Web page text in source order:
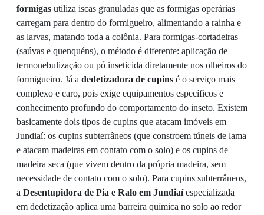
formigas utiliza iscas granuladas que as formigas operárias
carregam para dentro do formigueiro, alimentando a rainha e
as larvas, matando toda a colônia. Para formigas-cortadeiras
(saúvas e quenquéns), o método é diferente: aplicação de
termonebulização ou pó inseticida diretamente nos olheiros do
formigueiro. Já a dedetizadora de cupins é o serviço mais
complexo e caro, pois exige equipamentos específicos e
conhecimento profundo do comportamento do inseto. Existem
basicamente dois tipos de cupins que atacam imóveis em
Jundiaí: os cupins subterrâneos (que constroem túneis de lama
e atacam madeiras em contato com o solo) e os cupins de
madeira seca (que vivem dentro da própria madeira, sem
necessidade de contato com o solo). Para cupins subterrâneos,
a Desentupidora de Pia e Ralo em Jundiaíespecializada
em dedetização aplica uma barreira química no solo ao redor